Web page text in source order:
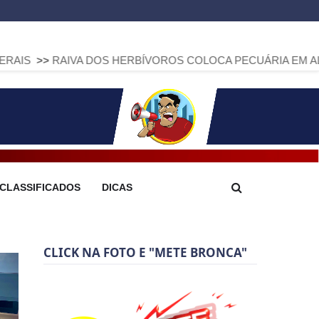
DOS HERBÍVOROS COLOCA PECUÁRIA EM ALERTA:
CLASSIFICADOS DICAS
CLICK NA FOTO E "METE BRONCA"